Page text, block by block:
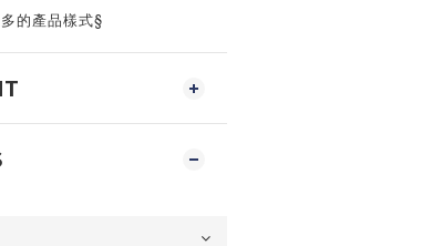
的產品樣式§